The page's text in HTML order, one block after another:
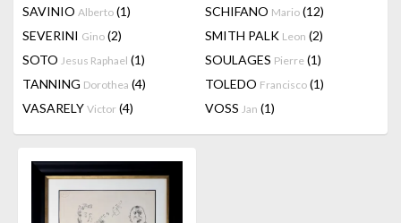
SAVINIO Alberto (1) SCHIFANO Mario (12)
SEVERINI Gino (2) SMITH PALK Leon (2)
SOTO Jesus Raphael (1) SOULAGES Pierre (1)
TANNING Dorothea (4) TOLEDO Francisco (1)
VASARELY Victor (4) VOSS Jan (1)